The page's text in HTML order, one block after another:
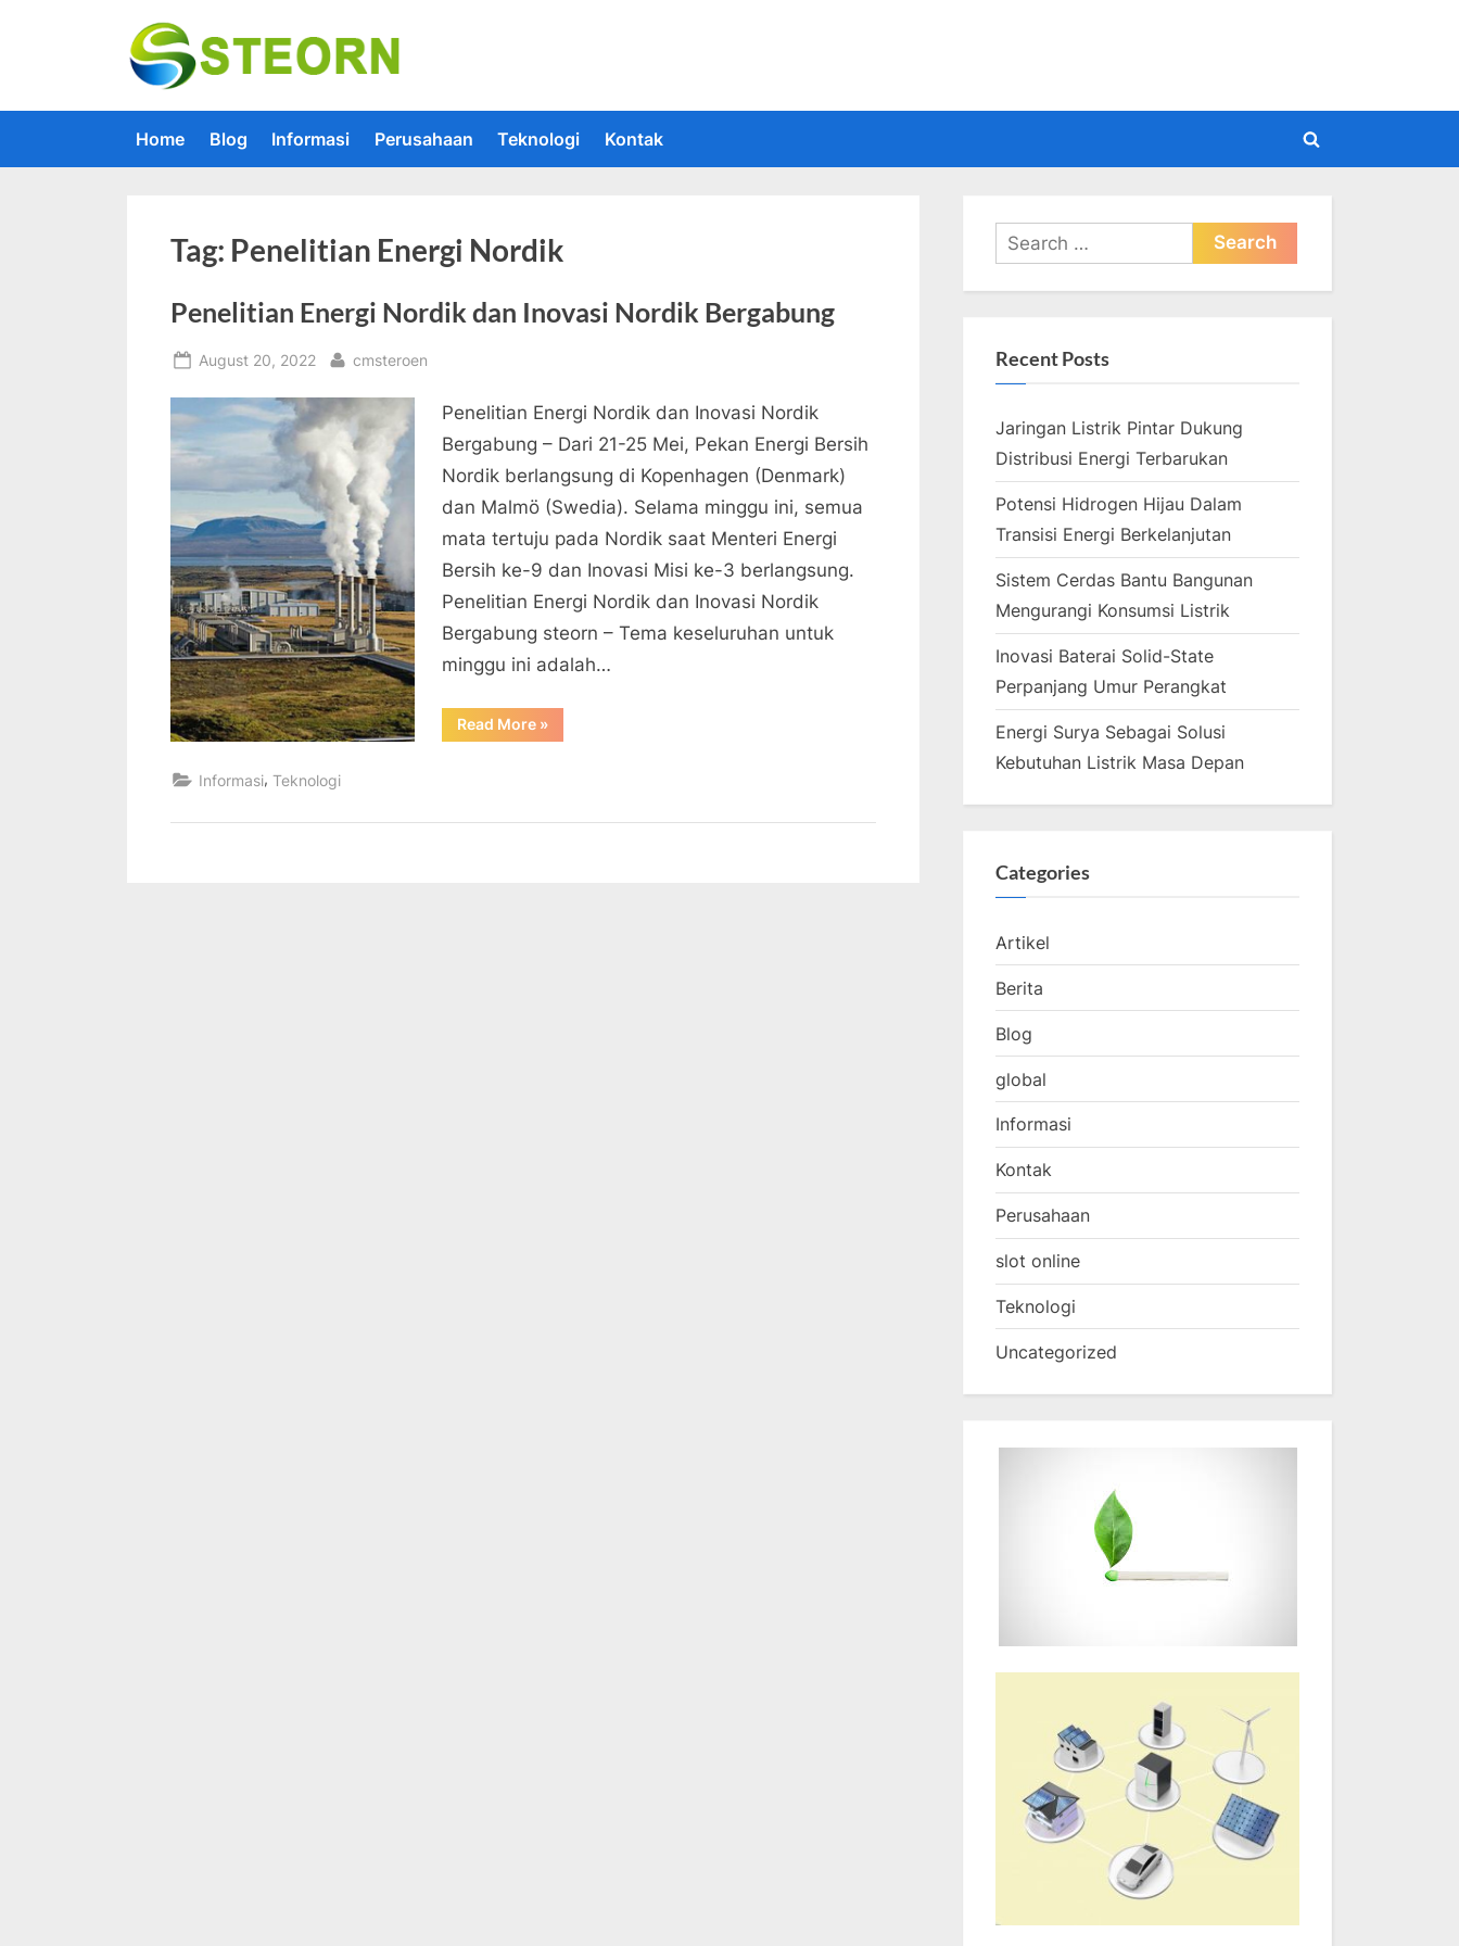
Home Blog Informasi Perusahaan Teknologi Kontak
Toggle
Tag: Penelitian Energi Nordik
Penelitian Energi Nordik dan Inovasi Nordik Bergabung
Posted
August 20, 2022 By
cmsteroen
Penelitian Energi Nordik dan Inovasi Nordik
Bergabung – Dari 21-25 Mei, Pekan Energi Bersih
Nordik berlangsung di Kopenhagen (Denmark)
dan Malmö (Swedia). Selama minggu ini, semua
mata tertuju pada Nordik saat Menteri Energi
Bersih ke-9 dan Inovasi Misi ke-3 berlangsung.
Penelitian Energi Nordik dan Inovasi Nordik
Bergabung steorn – Tema keseluruhan untuk
minggu ini adalah…
Read More“Penelitian
Energi
»
Informasi, Teknologi
Search
for:
Recent Posts
Jaringan Listrik Pintar Dukung
Distribusi Energi Terbarukan
Potensi Hidrogen Hijau Dalam
Transisi Energi Berkelanjutan
Sistem Cerdas Bantu Bangunan
Mengurangi Konsumsi Listrik
Inovasi Baterai Solid-State
Perpanjang Umur Perangkat
Energi Surya Sebagai Solusi
Kebutuhan Listrik Masa Depan
Categories
Artikel
Berita
Blog
global
Informasi
Kontak
Perusahaan
slot online
Teknologi
Uncategorized